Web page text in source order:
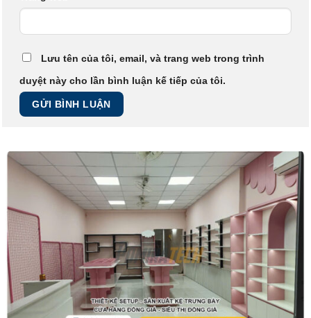
Lưu tên của tôi, email, và trang web trong trình
duyệt này cho lần bình luận kế tiếp của tôi.